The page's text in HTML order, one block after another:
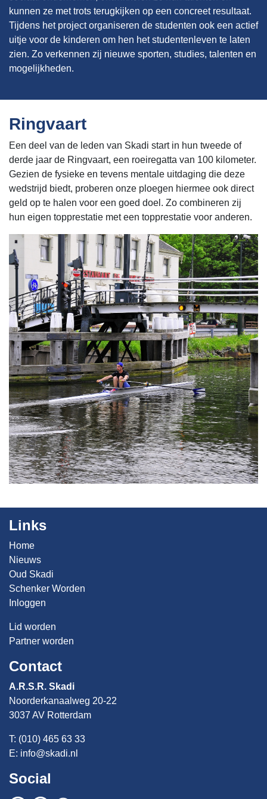
kunnen ze met trots terugkijken op een concreet resultaat.
Tijdens het project organiseren de studenten ook een actief
uitje voor de kinderen om hen het studentenleven te laten
zien. Zo verkennen zij nieuwe sporten, studies, talenten en
mogelijkheden.
Ringvaart
Een deel van de leden van Skadi start in hun tweede of
derde jaar de Ringvaart, een roeiregatta van 100 kilometer.
Gezien de fysieke en tevens mentale uitdaging die deze
wedstrijd biedt, proberen onze ploegen hiermee ook direct
geld op te halen voor een goed doel. Zo combineren zij
hun eigen topprestatie met een topprestatie voor anderen.
Links
Home
Nieuws
Oud Skadi
Schenker Worden
Inloggen
Lid worden
Partner worden
Contact
A.R.S.R. Skadi
Noorderkanaalweg 20-22
3037 AV Rotterdam
T: (010) 465 63 33
E: info@skadi.nl
Social